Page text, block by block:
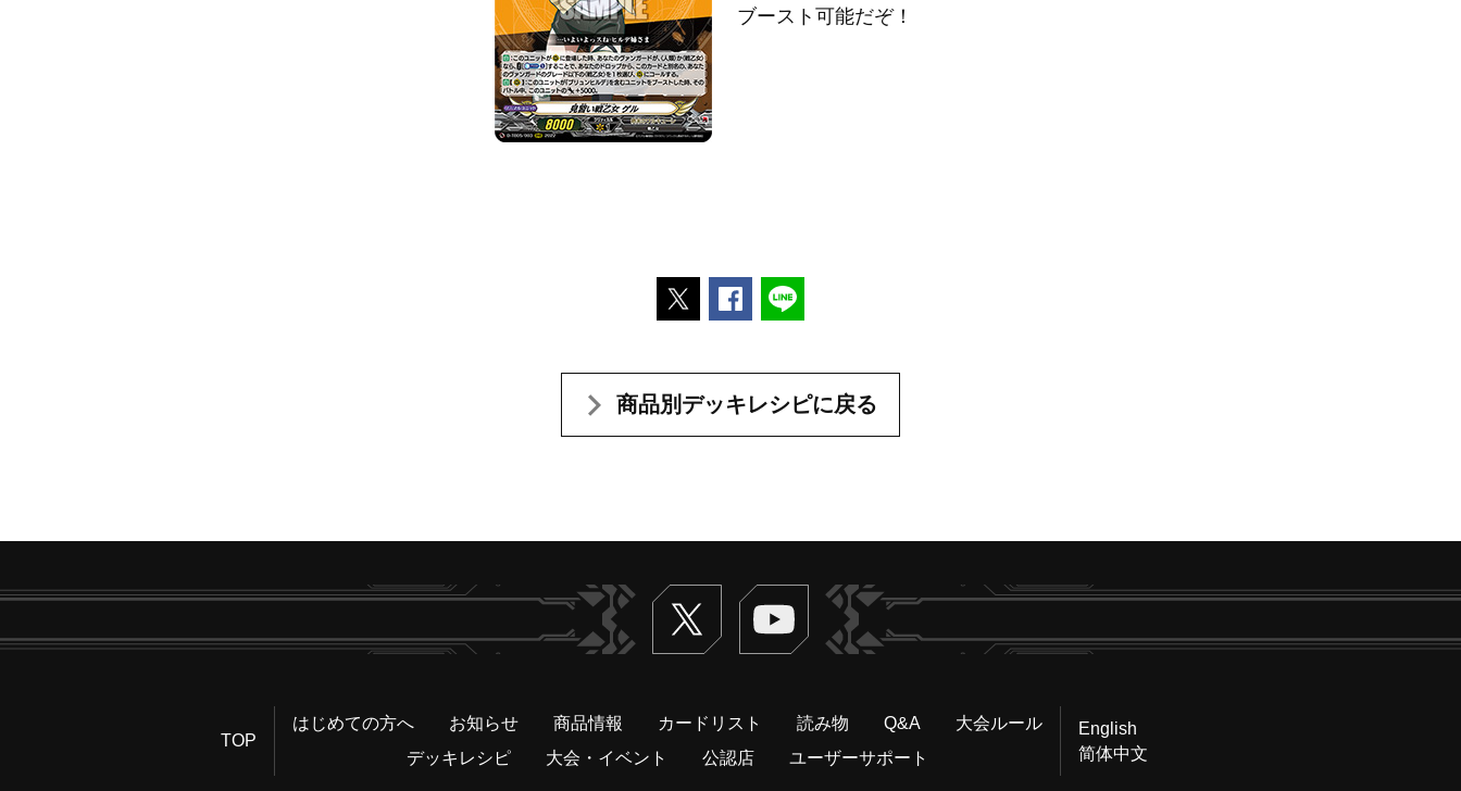
ブースト可能だぞ！
ポストするFacebookでシェアする
商品別デッキレシピに戻る
Twitter ヴァンガードch
TOP
はじめての方へ お知らせ 商品情報 カードリスト 読み物 Q&A
大会ルール
デッキレシピ
大会・イベント 公認店 ユーザーサポート
English
简体中文